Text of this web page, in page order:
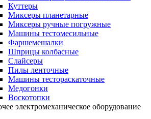
Куттеры
Миксеры планетарные
Миксеры ручные погружные
Машины тестомесильные
Фаршемешалки
Шприцы колбасные
Слайсеры
Пилы ленточные
Машины тестораскаточные
Медогонки
Воскотопки
электромеханическое оборудование